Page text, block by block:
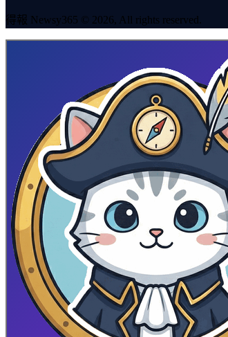
得報 Newsy365 © 2026, All rights reserved.